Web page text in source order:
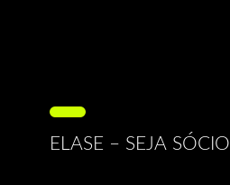
ELASE – SEJA SÓCIO